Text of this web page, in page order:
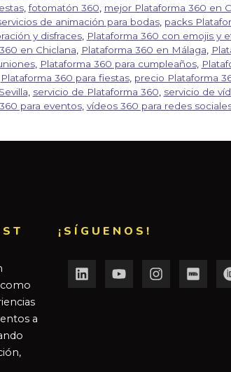
,fotomatón 360 mejor Plataforma 360 en
de animación para bodas, packs
y disfraces, Plataforma 360 con emojis y
en Chiclana Plataforma 360 en Málaga
, Plataforma 360 para cumpleaños,
Plataforma 360 para fiestas, precio Plataforma
servicio de Plataforma 360 servicio de
para eventos, vídeos 360 para redes
a
¡SÍGUENOS!